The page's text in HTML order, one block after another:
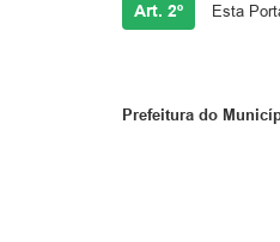
Art. 2º Esta
Prefeitura do